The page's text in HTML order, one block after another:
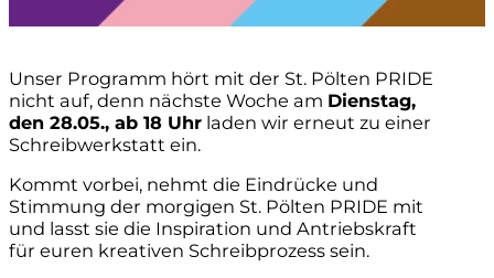
Unser Programm hört mit der St. Pölten PRIDE
nicht auf, denn nächste Woche am Dienstag,
den 28.05., ab 18 Uhr laden wir erneut zu einer
Schreibwerkstatt ein.
Kommt vorbei, nehmt die Eindrücke und
Stimmung der morgigen St. Pölten PRIDE mit
und lasst sie die Inspiration und Antriebskraft
für euren kreativen Schreibprozess sein.